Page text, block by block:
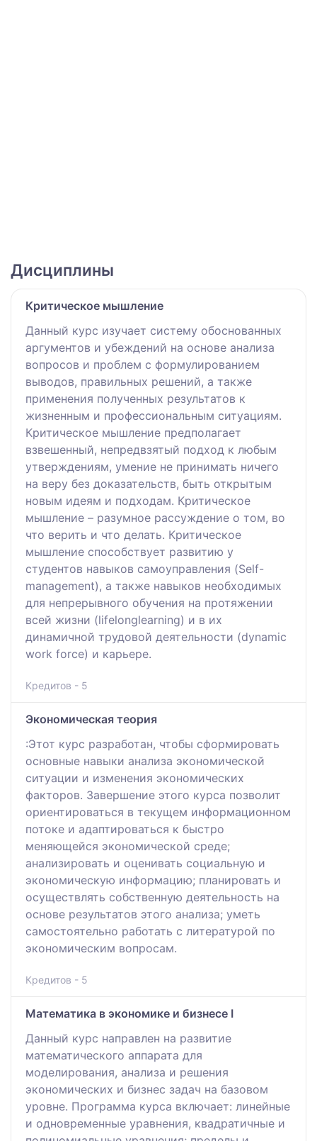
Дисциплины
Критическое мышление
Данный курс изучает систему обоснованных
аргументов и убеждений на основе анализа
вопросов и проблем с формулированием
выводов, правильных решений, а также
применения полученных результатов к
жизненным и профессиональным ситуациям.
Критическое мышление предполагает
взвешенный, непредвзятый подход к любым
утверждениям, умение не принимать ничего
на веру без доказательств, быть открытым
новым идеям и подходам. Критическое
мышление – разумное рассуждение о том, во
что верить и что делать. Критическое
мышление способствует развитию у
студентов навыков самоуправления (Self-
management), а также навыков необходимых
для непрерывного обучения на протяжении
всей жизни (lifelonglearning) и в их
динамичной трудовой деятельности (dynamic
work force) и карьере.
Кредитов - 5
Экономическая теория
:Этот курс разработан, чтобы сформировать
основные навыки анализа экономической
ситуации и изменения экономических
факторов. Завершение этого курса позволит
ориентироваться в текущем информационном
потоке и адаптироваться к быстро
меняющейся экономической среде;
анализировать и оценивать социальную и
экономическую информацию; планировать и
осуществлять собственную деятельность на
основе результатов этого анализа; уметь
самостоятельно работать с литературой по
экономическим вопросам.
Кредитов - 5
Математика в экономике и бизнесе I
Данный курс направлен на развитие
математического аппарата для
моделирования, анализа и решения
экономических и бизнес задач на базовом
уровне. Программа курса включает: линейные
и одновременные уравнения, квадратичные и